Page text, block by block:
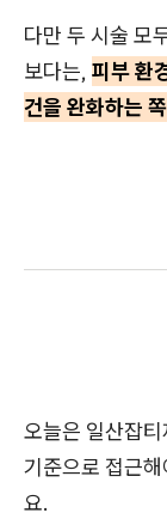
다만 두 시술 모
보다는, 피부 환
건을 완화하는 쪽
오늘은 일산잡
기준으로 접근
요.